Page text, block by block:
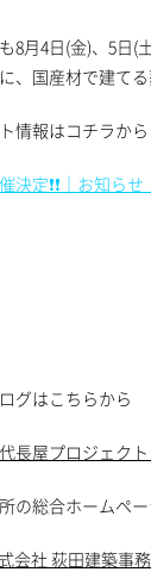
8月4日(金)、5日(
、国産材で建て
情報はコチラか
決定❗❗｜お知ら
グはこちらから
長屋プロジェク
の総合ホームペ
会社 荻田建築事